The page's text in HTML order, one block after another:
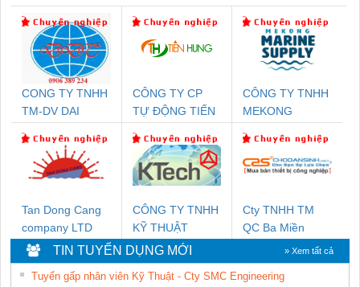
CONG TY TNHH
TM-DV DAI
CÔNG TY CP
TỰ ĐỘNG TIẾN
CÔNG TY TNHH
MEKONG
SUPPLY
Tan Dong Cang
company LTD
CÔNG TY TNHH
KỸ THUẬT
KTECH VIỆT
NAM
Cty TNHH TM
QC Ba Miền
TIN TUYỂN DỤNG MỚI » Xem tất cả
Tuyển gấp nhân viên Kỹ Thuật - Cty SMC Engineering